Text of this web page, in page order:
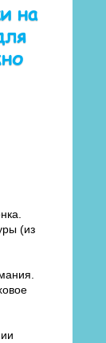
на
(из